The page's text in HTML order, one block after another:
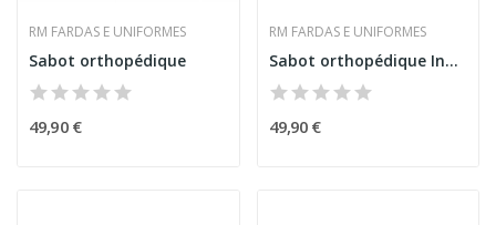
RM FARDAS E UNIFORMES
Sabot orthopédique
49,90 €
RM FARDAS E UNIFORMES
Sabot orthopédique Infirmière
49,90 €